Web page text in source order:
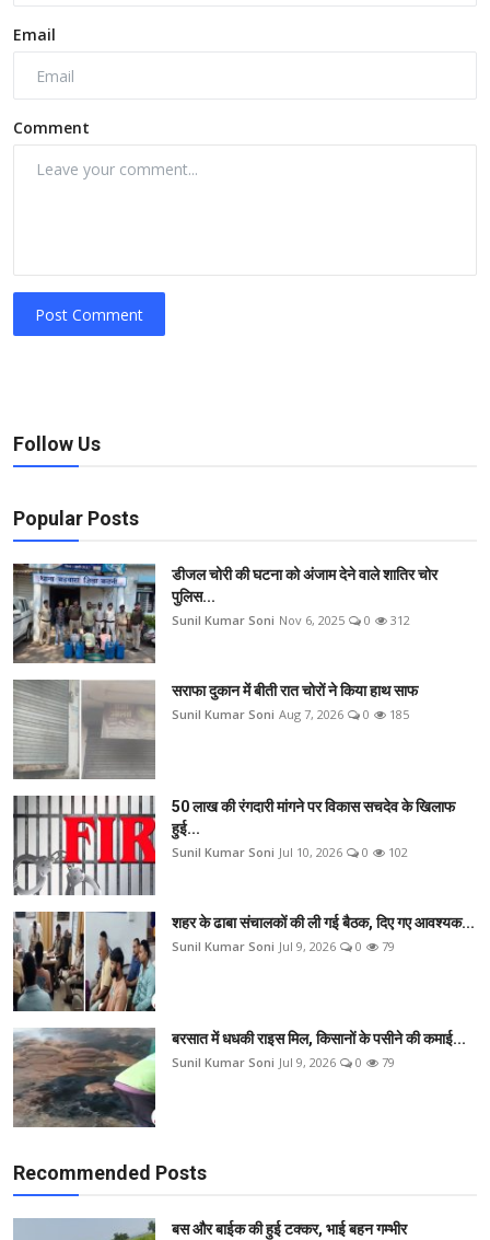
Email
Comment
Post Comment
Follow Us
Popular Posts
डीजल चोरी की घटना को अंजाम देने वाले शातिर चोर
पुलिस...
Sunil Kumar Soni Nov 6, 2025 0 312
सराफा दुकान में बीती रात चोरों ने किया हाथ साफ
Sunil Kumar Soni Aug 7, 2026 0 185
50 लाख की रंगदारी मांगने पर विकास सचदेव के खिलाफ
हुई...
Sunil Kumar Soni Jul 10, 2026 0 102
शहर के ढाबा संचालकों की ली गई बैठक, दिए गए आवश्यक...
Sunil Kumar Soni Jul 9, 2026 0 79
बरसात में धधकी राइस मिल, किसानों के पसीने की कमाई...
Sunil Kumar Soni Jul 9, 2026 0 79
Recommended Posts
बस और बाईक की हुई टक्कर, भाई बहन गम्भीर